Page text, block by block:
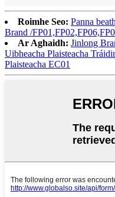
Roimhe Seo: Panna
Brand /
Ar Aghaidh: Jinlong
Uibheacha Plaisteacha
Plaisteacha EC01